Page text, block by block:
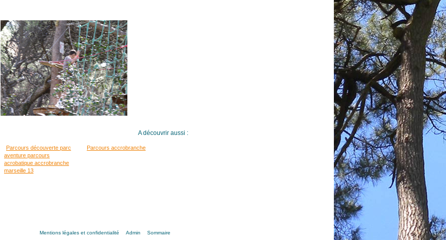
A découvrir aussi :
Parcours découverte parc
aventure parcours
acrobatique accrobranche
marseille 13
Parcours accrobranche
Mentions légales et confidentialité Admin Sommaire